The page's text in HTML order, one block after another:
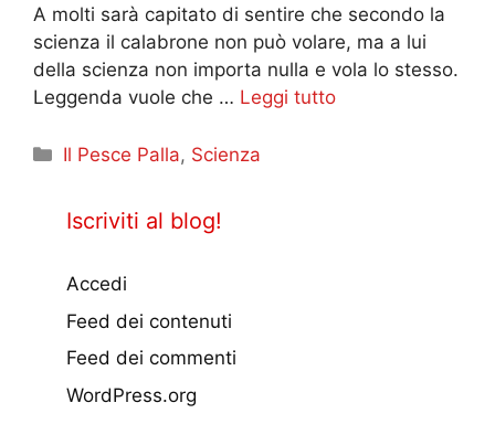
A molti sarà capitato di sentire che secondo la
scienza il calabrone non può volare, ma a lui
della scienza non importa nulla e vola lo stesso.
Leggenda vuole che … Leggi tutto
Categorie
Il Pesce Palla, Scienza
Iscriviti al blog!
Accedi
Feed dei contenuti
Feed dei commenti
WordPress.org